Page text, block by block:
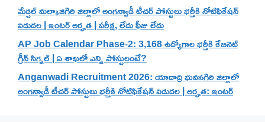
మేడ్చల్ మల్కాజిగిరి జిల్లాలో అంగన్వాడీ టీచర్ పోస్టులు భర్తీకి నోటిఫికేషన్
విడుదల | ఇంటర్ అర్హత | పరీక్ష, లేదు ఫీజు లేదు
AP Job Calendar Phase-2: 3,168 ఉద్యోగాల భర్తీకి కేబినెట్
గ్రీన్ సిగ్నల్ | ఏ శాఖలో ఎన్ని పోస్టులంటే?
Anganwadi Recruitment 2026: యాదాద్రి భువనగిరి జిల్లాలో
అంగన్వాడీ టీచర్ పోస్టులు భర్తీకి నోటిఫికేషన్ విడుదల | అర్హత: ఇంటర్